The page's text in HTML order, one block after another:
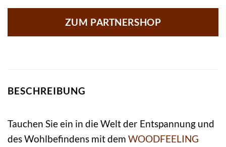
ZUM PARTNERSHOP
BESCHREIBUNG
Tauchen Sie ein in die Welt der Entspannung und
des Wohlbefindens mit dem WOODFEELING